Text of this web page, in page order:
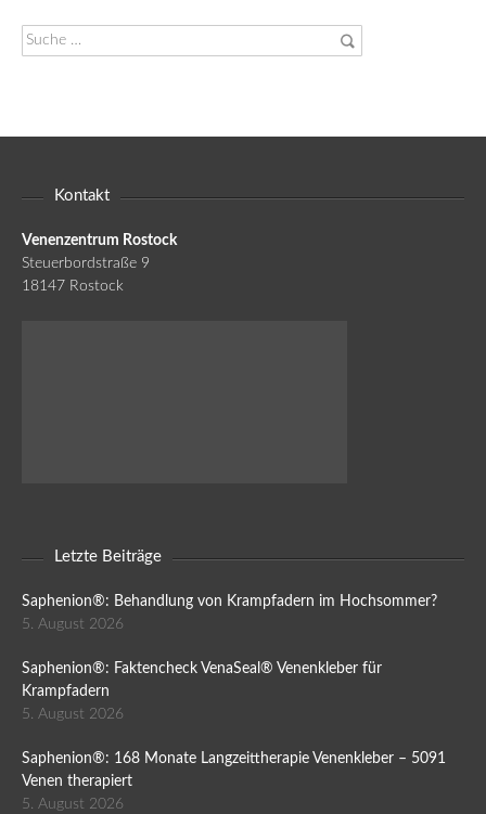
Suche
nach:
Kontakt
Venenzentrum Rostock
Steuerbordstraße 9
18147 Rostock
Letzte Beiträge
Saphenion®: Behandlung von Krampfadern im Hochsommer?
5. August 2026
Saphenion®: Faktencheck VenaSeal® Venenkleber für
Krampfadern
5. August 2026
Saphenion®: 168 Monate Langzeittherapie Venenkleber – 5091
Venen therapiert
5. August 2026